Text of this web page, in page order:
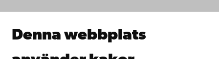
Denna webbplats
Samarbeta med oss
Kontinuerligt lärande